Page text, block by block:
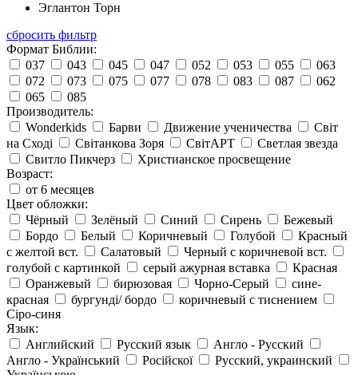
Эглантон Торн
сбросить фильтр
Формат Библии:
037
043 045 047 052 053 055
063
072
073 075 077 078 083 087
062
065
085
Производитель:
Wonderkids
Барви Движение ученичества
Світ
на Сході
Світанкова Зоря СвітАРТ
Светлая звезда
Свитло Пикчерз
Христианское просвещение
Возраст:
от 6 месяцев
Цвет обложки:
Чёрный
Зелёный Синий Сирень
Бежевый
Бордо
Белый Коричневый Голубой
Красный
с желтой вст.
Салатовый
Черный с коричневой вст.
голубой с картинкой
серый ажурная вставка
Красная
Оранжевый
бирюзовая Чорно-Серый
сине-
красная
бургунді/ бордо
коричневый с тиснением
Сіро-синя
Язык:
Английский
Русский язык
Англо - Русский
Англо - Український
Російскої
Русский, украинский